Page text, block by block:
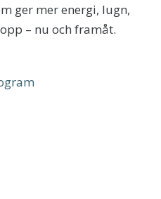
ger mer energi, lugn,
– nu och framåt.